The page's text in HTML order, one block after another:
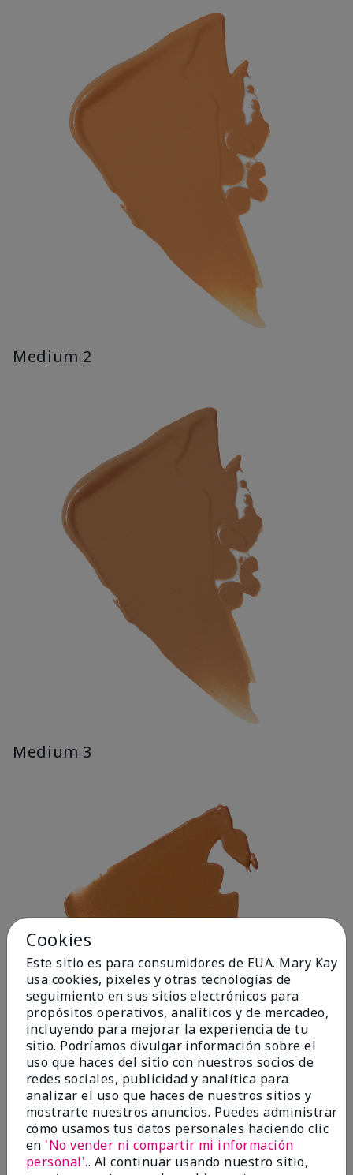
Medium 2
Medium 3
Deep 1
Cookies
Este sitio es para consumidores de EUA. Mary Kay
usa cookies, pixeles y otras tecnologías de
seguimiento en sus sitios electrónicos para
propósitos operativos, analíticos y de mercadeo,
incluyendo para mejorar la experiencia de tu
sitio. Podríamos divulgar información sobre el
uso que haces del sitio con nuestros socios de
redes sociales, publicidad y analítica para
analizar el uso que haces de nuestros sitios y
mostrarte nuestros anuncios. Puedes administrar
cómo usamos tus datos personales haciendo clic
en 'No vender ni compartir mi información
personal'.. Al continuar usando nuestro sitio,